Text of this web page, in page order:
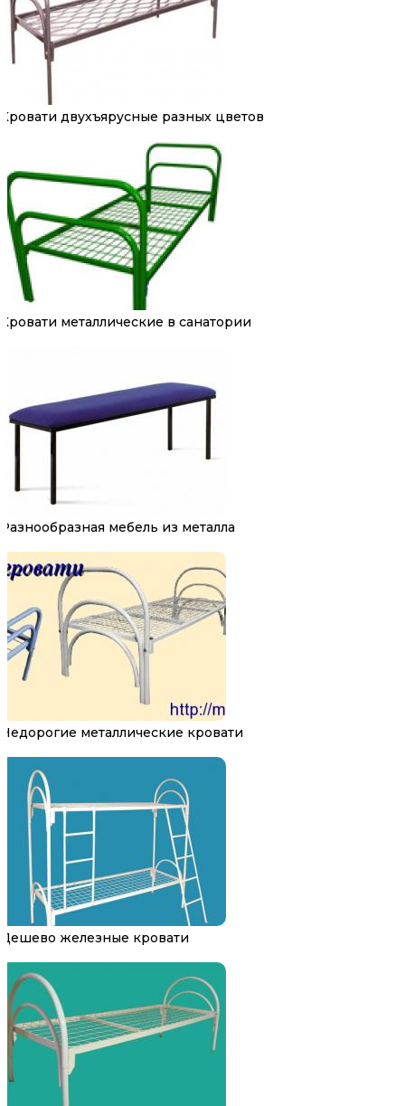
Кровати двухъярусные разных цветов
Кровати металлические в санатории
Разнообразная мебель из металла
Недорогие металлические кровати
Дешево железные кровати